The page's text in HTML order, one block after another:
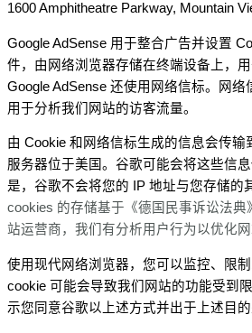
1600 Amphitheatre Parkway, Mountain
Google AdSense 用于整合广告并设置
件，由网络浏览器存储在终端设备上，
Google AdSense 还使用网络信标。网
用于分析我们网站的访客流量。
由 Cookie 和网络信标生成的信息会传
服务器位于美国。谷歌可能会将这些信
是，谷歌不会将您的 IP 地址与您存储的
cookies 的存储基于《德国民事诉讼法
站运营商，我们有分析用户行为以优化网
使用现代网络浏览器，您可以监控、限
cookie 可能会导致我们网站的功能受到
示您同意谷歌以上述方式并出于上述目的